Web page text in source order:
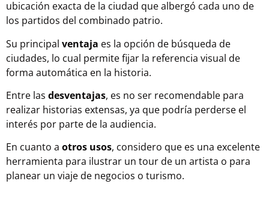
ubicación exacta de la ciudad que albergó cada uno de
los partidos del combinado patrio.
Su principal ventaja es la opción de búsqueda de
ciudades, lo cual permite fijar la referencia visual de
forma automática en la historia.
Entre las desventajas, es no ser recomendable para
realizar historias extensas, ya que podría perderse el
interés por parte de la audiencia.
En cuanto a otros usos, considero que es una excelente
herramienta para ilustrar un tour de un artista o para
planear un viaje de negocios o turismo.